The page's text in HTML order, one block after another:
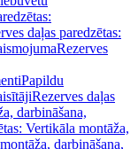
daļas paredzētas:
Rezerves
Papildu
Rezerves daļas
darbināšana,
Vertikāla montāža,
darbināšana,